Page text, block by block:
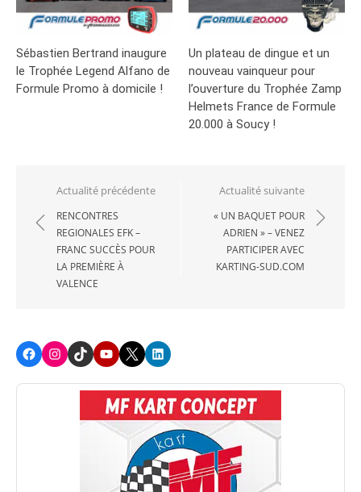
Sébastien Bertrand inaugure
le Trophée Legend Alfano de
Formule Promo à domicile !
Un plateau de dingue et un
nouveau vainqueur pour
l’ouverture du Trophée Zamp
Helmets France de Formule
20.000 à Soucy !
Navigation
de
l’article
Actualité précédente
RENCONTRES
REGIONALES EFK –
FRANC SUCCÈS POUR
LA PREMIÈRE À
VALENCE
Actualité suivante
« UN BAQUET POUR
ADRIEN » – VENEZ
PARTICIPER AVEC
KARTING-SUD.COM
FacebookInstagram
TikTokYoutube
X LinkedIn